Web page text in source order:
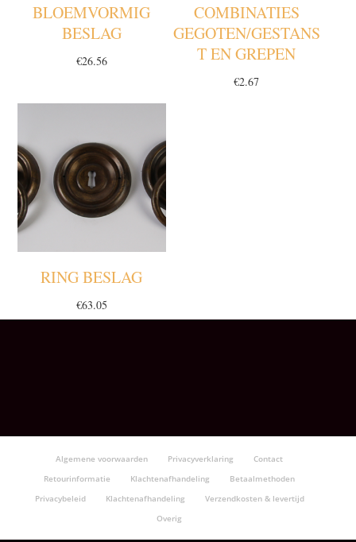
BLOEMVORMIG
BESLAG
€26.56
COMBINATIES
GEGOTEN/GESTANS
T EN GREPEN
€2.67
RING BESLAG
€63.05
Algemene voorwaarden Privacyverklaring
Contact
Retourinformatie
Klachtenafhandeling
Betaalmethoden
Privacybeleid
Klachtenafhandeling
Verzendkosten & levertijd
Overig